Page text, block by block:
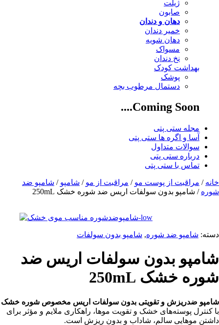
ژیلت
صابون
دهان و دندان
خمیر دندان
دهان شویه
مسواک
نخ دندان
بهداشت کودک
پوشک
دستمال مرطوب بچه
Coming Soon....
مجله ستی پتی
آسا و اگره ها ستی پتی
سوالات متداول
درباره ستی پتی
تماس با ستی پتی
خانه / مراقبت از پوست مو / مراقبت از مو / شامپو / شامپو ضد
شوره / شامپو بدون سولفات اریس ضد شوره خشک 250mL
دسته: شامپو ضد شوره, شامپو بدون سولفات
شامپو بدون سولفات اریس ضد
شوره خشک 250mL
شامپو ضدریزش و تقویتی بدون سولفات اریس مخصوص شوره خشک
با کنترل پوسته‌های خشک و تقویت موها، راهکاری ملایم و مؤثر برای
داشتن موهایی سالم، شاداب و بدون ریزش است.